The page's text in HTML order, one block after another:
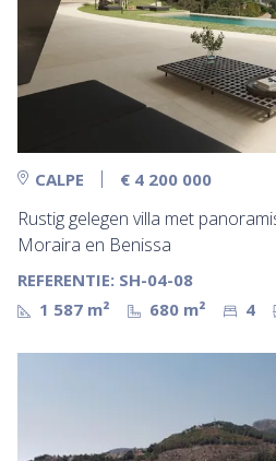
CALPE € 4 200 000
Rustig gelegen villa met
Moraira en Benissa
REFERENTIE: SH-04-08
1 587 m²
680 m² 4